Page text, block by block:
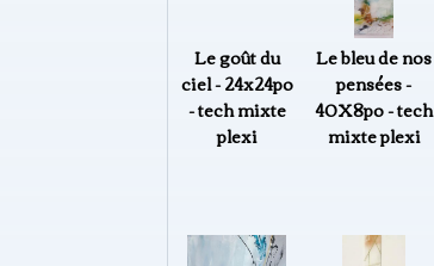
Le goût du
ciel - 24x24po
- tech mixte
plexi
Le bleu de nos
pensées -
40X8po - tech
mixte plexi